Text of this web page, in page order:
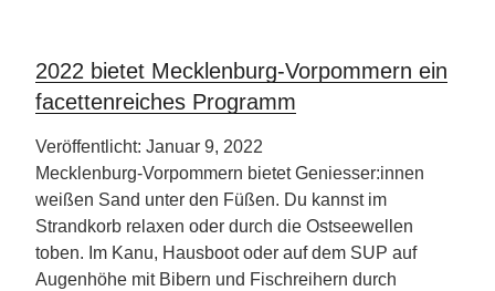
2022 bietet Mecklenburg-Vorpommern ein
facettenreiches Programm
Veröffentlicht: Januar 9, 2022
Mecklenburg-Vorpommern bietet Geniesser:innen
weißen Sand unter den Füßen. Du kannst im
Strandkorb relaxen oder durch die Ostseewellen
toben. Im Kanu, Hausboot oder auf dem SUP auf
Augenhöhe mit Bibern und Fischreihern durch